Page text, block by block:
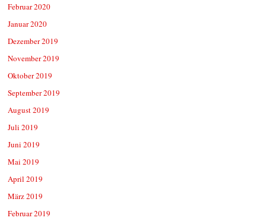
Februar 2020
Januar 2020
Dezember 2019
November 2019
Oktober 2019
September 2019
August 2019
Juli 2019
Juni 2019
Mai 2019
April 2019
März 2019
Februar 2019